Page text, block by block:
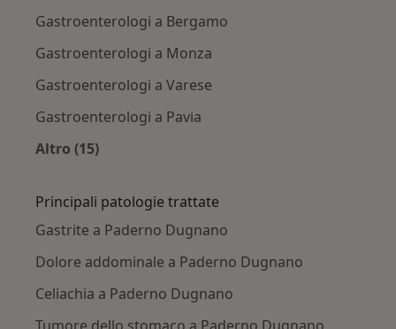
Gastroenterologi a Bergamo
Gastroenterologi a Monza
Gastroenterologi a Varese
Gastroenterologi a Pavia
Altro (15)
Principali patologie trattate
Gastrite a Paderno Dugnano
Dolore addominale a Paderno Dugnano
Celiachia a Paderno Dugnano
Tumore dello stomaco a Paderno Dugnano